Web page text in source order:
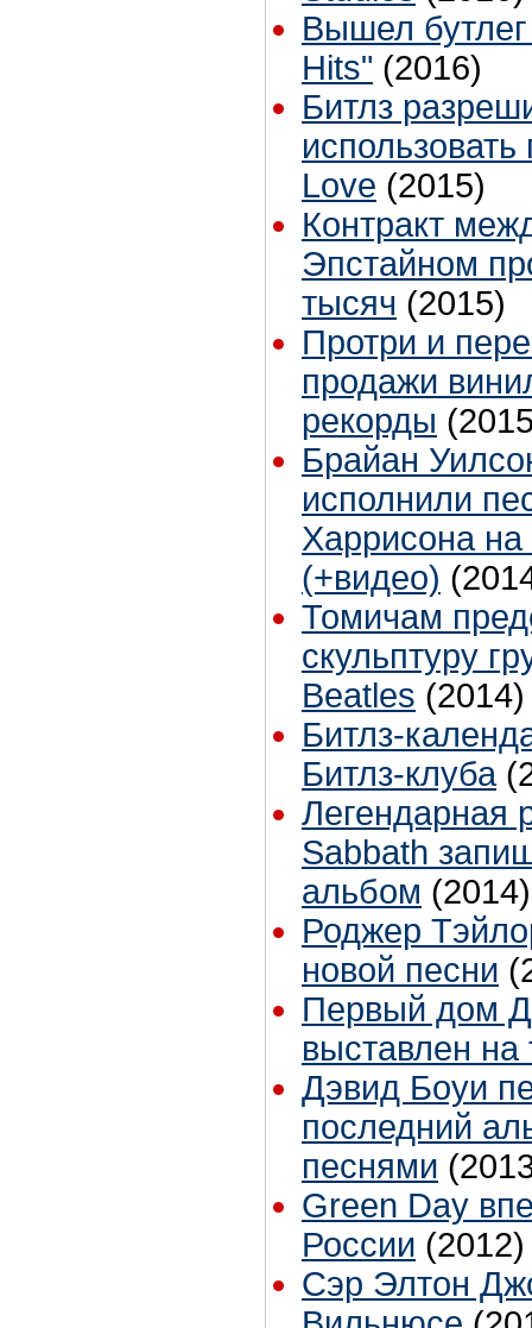
Вышел
Hits" (2016)
Битлз
Love (2015)
Контракт
Эпстайном
тысяч (2015)
Протри и
продажи
рекорды
Брайан
исполнили
Харрисона на
(+видео)
Томичам
скульптуру
Beatles (2014)
Битлз-
Битлз-клуба
Легендарная
Sabbath
альбом (2014)
Роджер
новой песни
Первый дом
выставлен на
Дэвид Боуи
последний
песнями
Green Day
России (2012)
Сэр Элтон